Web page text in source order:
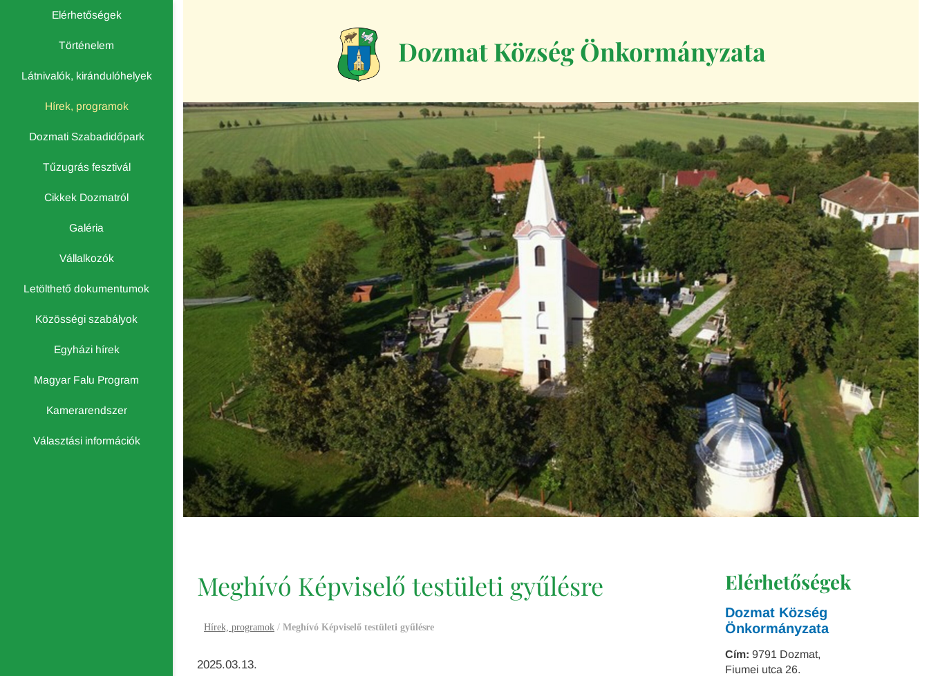
Elérhetőségek
Történelem
Látnivalók, kirándulóhelyek
Hírek, programok
Dozmati Szabadidőpark
Tűzugrás fesztivál
Cikkek Dozmatról
Galéria
Vállalkozók
Letölthető dokumentumok
Közösségi szabályok
Egyházi hírek
Magyar Falu Program
Kamerarendszer
Választási információk
Dozmat Község Önkormányzata
Elérhetőségek
Dozmat Község
Önkormányzata
Cím: 9791 Dozmat,
Fiumei utca 26.
Meghívó Képviselő testületi gyűlésre
Hírek, programok / Meghívó Képviselő testületi gyűlésre
2025.03.13.